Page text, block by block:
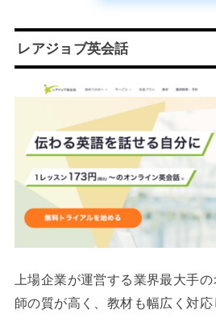
レアジョブ英会話
上場企業が運営する業界最大手
師の質が高く、教材も幅広く対応